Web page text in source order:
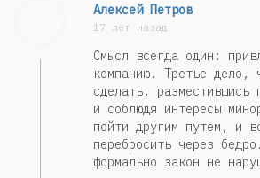
Алексей Петров
17 лет назад
Смысл всегда один:
компанию. Третье дело,
сделать, разместившись
и соблюдя интересы
пойти другим путем, и
перебросить через
формально закон не